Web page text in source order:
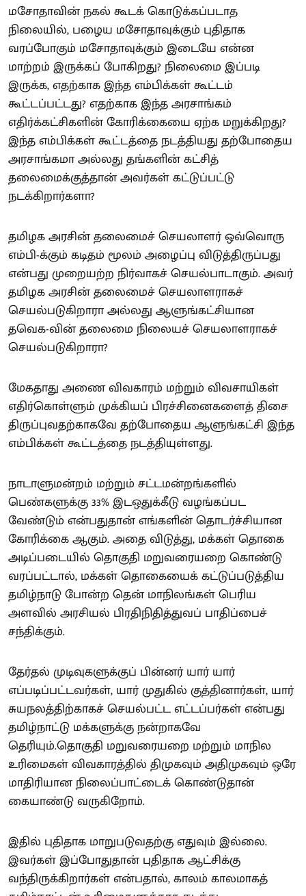
மசோதாவின் நகல் கூடக் கொடுக்கப்படாத
நிலையில், பழைய மசோதாவுக்கும் புதிதாக
வரப்போகும் மசோதாவுக்கும் இடையே என்ன
மாற்றம் இருக்கப் போகிறது? நிலைமை இப்படி
இருக்க, எதற்காக இந்த எம்பிக்கள் கூட்டம்
கூட்டப்பட்டது? எதற்காக இந்த அரசாங்கம்
எதிர்க்கட்சிகளின் கோரிக்கையை ஏற்க மறுக்கிறது?
இந்த எம்பிக்கள் கூட்டத்தை நடத்தியது தற்போதைய
அரசாங்கமா அல்லது தங்களின் கட்சித்
தலைமைக்குத்தான் அவர்கள் கட்டுப்பட்டு
நடக்கிறார்களா?
தமிழக அரசின் தலைமைச் செயலாளர் ஒவ்வொரு
எம்பி-க்கும் கடிதம் மூலம் அழைப்பு விடுத்திருப்பது
என்பது முறையற்ற நிர்வாகச் செயல்பாடாகும். அவர்
தமிழக அரசின் தலைமைச் செயலாளராகச்
செயல்படுகிறாரா அல்லது ஆளுங்கட்சியான
தவெக-வின் தலைமை நிலையச் செயலாளராகச்
செயல்படுகிறாரா?
மேகதாது அணை விவகாரம் மற்றும் விவசாயிகள்
எதிர்கொள்ளும் முக்கியப் பிரச்சினைகளைத் திசை
திருப்புவதற்காகவே தற்போதைய ஆளுங்கட்சி இந்த
எம்பிக்கள் கூட்டத்தை நடத்தியுள்ளது.
நாடாளுமன்றம் மற்றும் சட்டமன்றங்களில்
பெண்களுக்கு 33% இடஒதுக்கீடு வழங்கப்பட
வேண்டும் என்பதுதான் எங்களின் தொடர்ச்சியான
கோரிக்கை ஆகும். அதை விடுத்து, மக்கள் தொகை
அடிப்படையில் தொகுதி மறுவரையறை கொண்டு
வரப்பட்டால், மக்கள் தொகையைக் கட்டுப்படுத்திய
தமிழ்நாடு போன்ற தென் மாநிலங்கள் பெரிய
அளவில் அரசியல் பிரதிநிதித்துவப் பாதிப்பைச்
சந்திக்கும்.
தேர்தல் முடிவுகளுக்குப் பின்னர் யார் யார்
எப்படிப்பட்டவர்கள், யார் முதுகில் குத்தினார்கள், யார்
சுயநலத்திற்காகச் செயல்பட்ட எட்டப்பர்கள் என்பது
தமிழ்நாட்டு மக்களுக்கு நன்றாகவே
தெரியும்.தொகுதி மறுவரையறை மற்றும் மாநில
உரிமைகள் விவகாரத்தில் திமுகவும் அதிமுகவும் ஒரே
மாதிரியான நிலைப்பாட்டைக் கொண்டுதான்
கையாண்டு வருகிறோம்.
இதில் புதிதாக மாறுபடுவதற்கு எதுவும் இல்லை.
இவர்கள் இப்போதுதான் புதிதாக ஆட்சிக்கு
வந்திருக்கிறார்கள் என்பதால், காலம் காலமாகத்